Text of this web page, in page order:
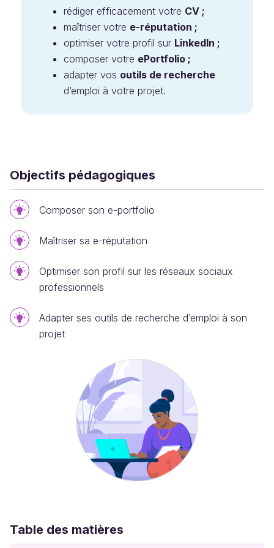
rédiger efficacement votre CV ;
maîtriser votre e-réputation ;
optimiser votre profil sur LinkedIn ;
composer votre ePortfolio ;
adapter vos outils de recherche
d’emploi à votre projet.
Objectifs pédagogiques
Composer son e-portfolio
Maîtriser sa e-réputation
Optimiser son profil sur les réseaux sociaux
professionnels
Adapter ses outils de recherche d’emploi à son
projet
Table des matières